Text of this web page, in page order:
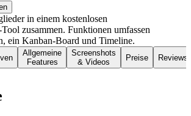
in einem kostenlosen
Tool zusammen. Funktionen umfassen
ein Kanban-Board und Timeline.
Allgemeine
Features
Screenshots
& Videos
Preise Reviews